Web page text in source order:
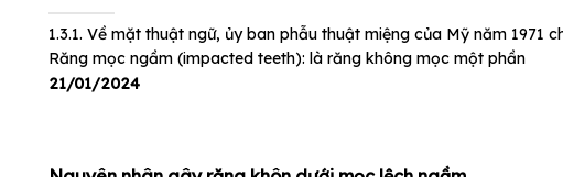
1.3.1. Về mặt thuật ngữ, ủy ban phẫu thuật miệng của Mỹ năm
Răng mọc ngầm (impacted teeth): là răng không mọc một phần
21/01/2024